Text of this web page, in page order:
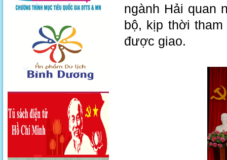
ngành Hải quan
bộ, kịp thời
được giao.